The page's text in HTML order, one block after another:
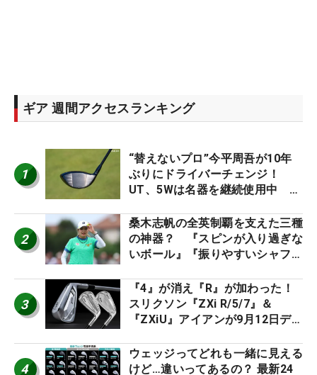
ギア 週間アクセスランキング
1
“替えないプロ”今平周吾が10年
ぶりにドライバーチェンジ！
UT、5Wは名器を継続使用中 #
2
桑木志帆の全英制覇を支えた三種
の神器？ 『スピンが入り過ぎな
いボール』『振りやすいシャフ
ー』 #女子プロセッティング
3
『4』が消え『R』が加わった！
スリクソン『ZXi R/5/7』＆
『ZXiU』アイアンが9月12日デ
4
ウェッジってどれも一緒に見える
けど…違いってあるの？ 最新24